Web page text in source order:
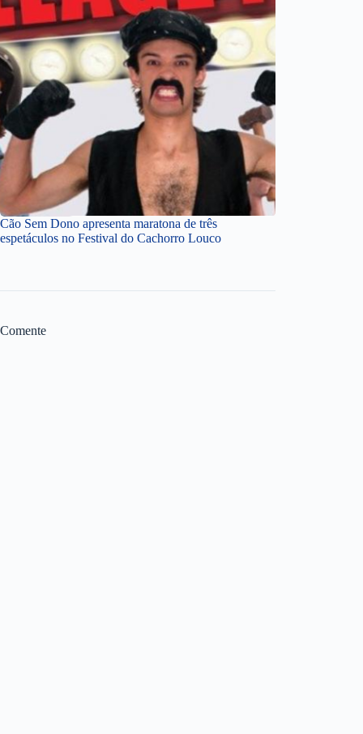
Cão Sem Dono apresenta maratona de três
espetáculos no Festival do Cachorro Louco
Comente